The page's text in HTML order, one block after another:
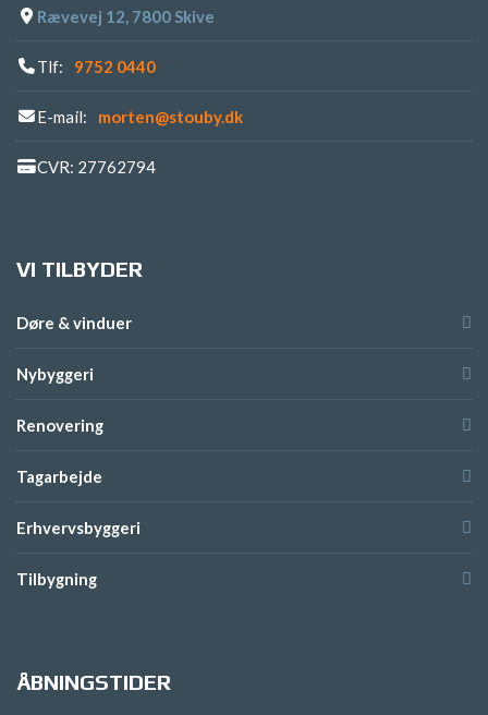
Rævevej 12, 7800 Skive
Tlf: 9752 0440
E-mail: morten@stouby.dk
CVR: 27762794
VI TILBYDER
Døre & vinduer
Nybyggeri
Renovering
Tagarbejde
Erhvervsbyggeri
Tilbygning
ÅBNINGSTIDER